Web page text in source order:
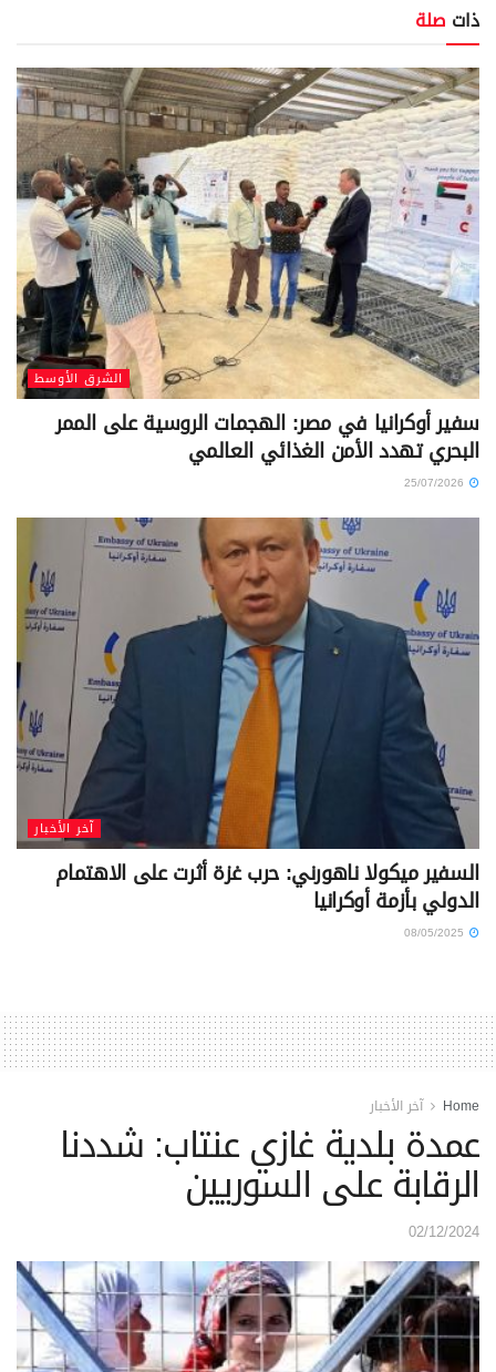
ذات صلة
الشرق الأوسط
سفير أوكرانيا في مصر: الهجمات الروسية على الممر
البحري تهدد الأمن الغذائي العالمي
آخر الأخبار
السفير ميكولا ناهورني: حرب غزة أثرت على الاهتمام
الدولي بأزمة أوكرانيا
Home آخر الأخبار
عمدة بلدية غازي عنتاب: شددنا
الرقابة على السوريين
02/12/2024